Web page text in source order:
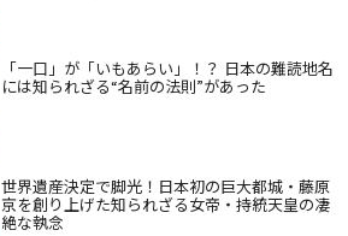
「一口」が「いもあらい」！？ 日本の難読地名
には知られざる“名前の法則”があった
世界遺産決定で脚光！日本初の巨大都城・藤原
京を創り上げた知られざる女帝・持統天皇の凄
絶な執念